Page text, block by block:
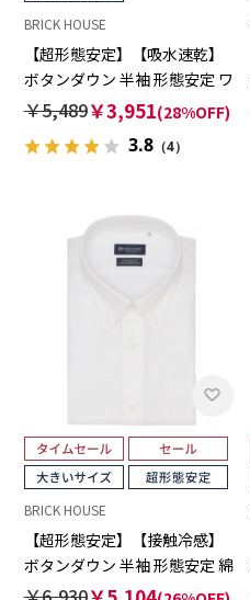
BRICK HOUSE
【超形態安定】【吸水速乾】
ボタンダウン 半袖 形態安定 ワ
イシャツ
￥5,489￥3,951(28%OFF)
3.8（4）
BRICK HOUSE
【超形態安定】【接触冷感】
ボタンダウン 半袖 形態安定 綿
100% ワイシャツ 大きいサイ